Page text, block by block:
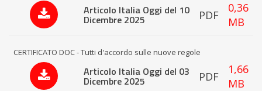
Articolo Italia Oggi del 10
Dicembre 2025 PDF
0,36
MB
CERTIFICATO DOC - Tutti d'accordo sulle nuove regole
Articolo Italia Oggi del 03
Dicembre 2025 PDF
1,66
MB